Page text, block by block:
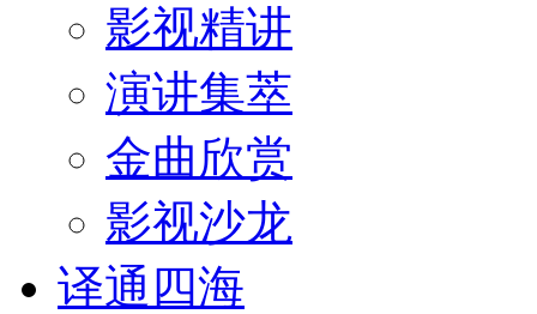
影视精讲
演讲集萃
金曲欣赏
影视沙龙
译通四海